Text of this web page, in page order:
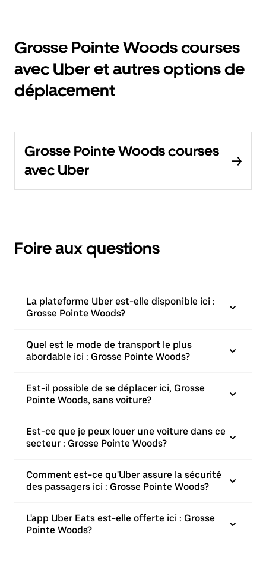
Grosse Pointe Woods courses
avec Uber et autres options de
déplacement
Grosse Pointe Woods courses
avec Uber
Foire aux questions
La plateforme Uber est-elle disponible ici :
Grosse Pointe Woods?
Quel est le mode de transport le plus
abordable ici : Grosse Pointe Woods?
Est-il possible de se déplacer ici, Grosse
Pointe Woods, sans voiture?
Est-ce que je peux louer une voiture dans ce
secteur : Grosse Pointe Woods?
Comment est-ce qu'Uber assure la sécurité
des passagers ici : Grosse Pointe Woods?
L'app Uber Eats est-elle offerte ici : Grosse
Pointe Woods?